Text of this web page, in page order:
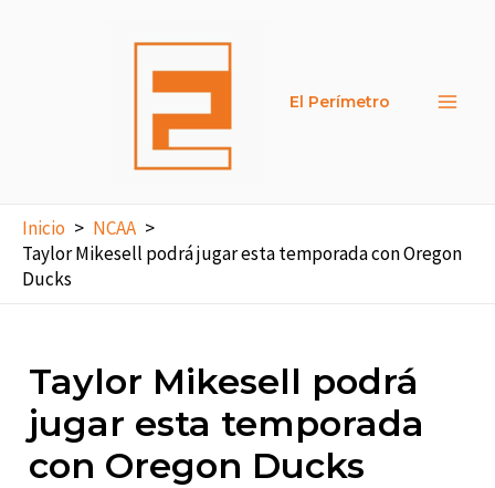
El Perímetro
Inicio
NCAA
Taylor Mikesell podrá jugar esta temporada con Oregon
Ducks
Taylor Mikesell podrá
jugar esta temporada
con Oregon Ducks